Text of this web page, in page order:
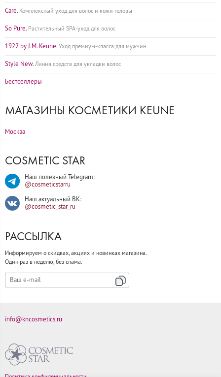
Care. Комплексный уход для волос и кожи головы
So Pure. Растительный SPA-уход для волос
1922 by J.M. Keune. Уход премиум-класса для мужчин
Style New. Линия средств для укладки волос
Бестселлеры
МАГАЗИНЫ КОСМЕТИКИ KEUNE
Москва
COSMETIC STAR
Наш полезный Telegram:
@cosmeticstarru
Наш актуальный ВК:
@cosmetic_star_ru
РАССЫЛКА
Информируем о скидках, акциях и новинках магазина.
Один раз в неделю, без спама.
info@kncosmetics.ru